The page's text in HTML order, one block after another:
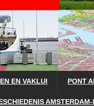
EN VAKLUI PONT